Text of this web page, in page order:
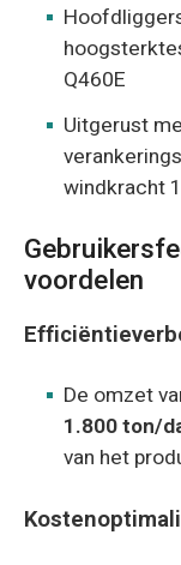
Q460E
Uitgerust
windkracht
voordelen
De omzet
1.800 ton/
van het